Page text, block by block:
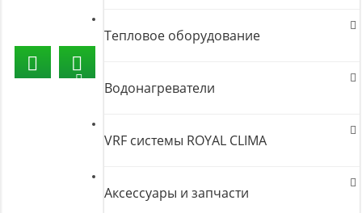
Тепловое оборудование
Водонагреватели
VRF системы ROYAL CLIMA
Аксессуары и запчасти